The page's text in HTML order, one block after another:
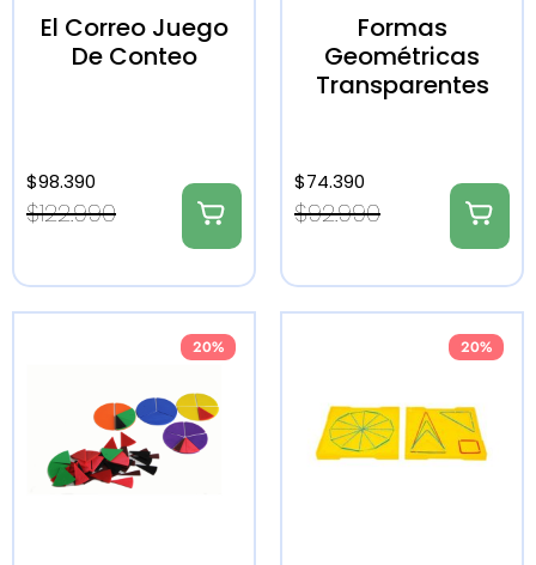
El Correo Juego
De Conteo
$122.990
$98.390
Formas
Geométricas
Transparentes
$92.990
$74.390
20% 20%